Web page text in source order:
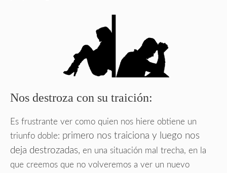
Nos destroza con su traición:
Es frustrante ver como quien nos hiere obtiene un
triunfo doble: primero nos traiciona y luego nos
deja destrozadas, en una situación mal trecha, en la
que creemos que no volveremos a ver un nuevo